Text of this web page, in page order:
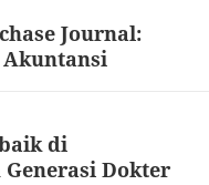
Journal:
di
Dokter